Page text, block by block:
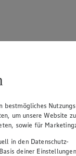
bestmögliches
um unsere Website zu
sowie für
in den Datenschutz-
deiner